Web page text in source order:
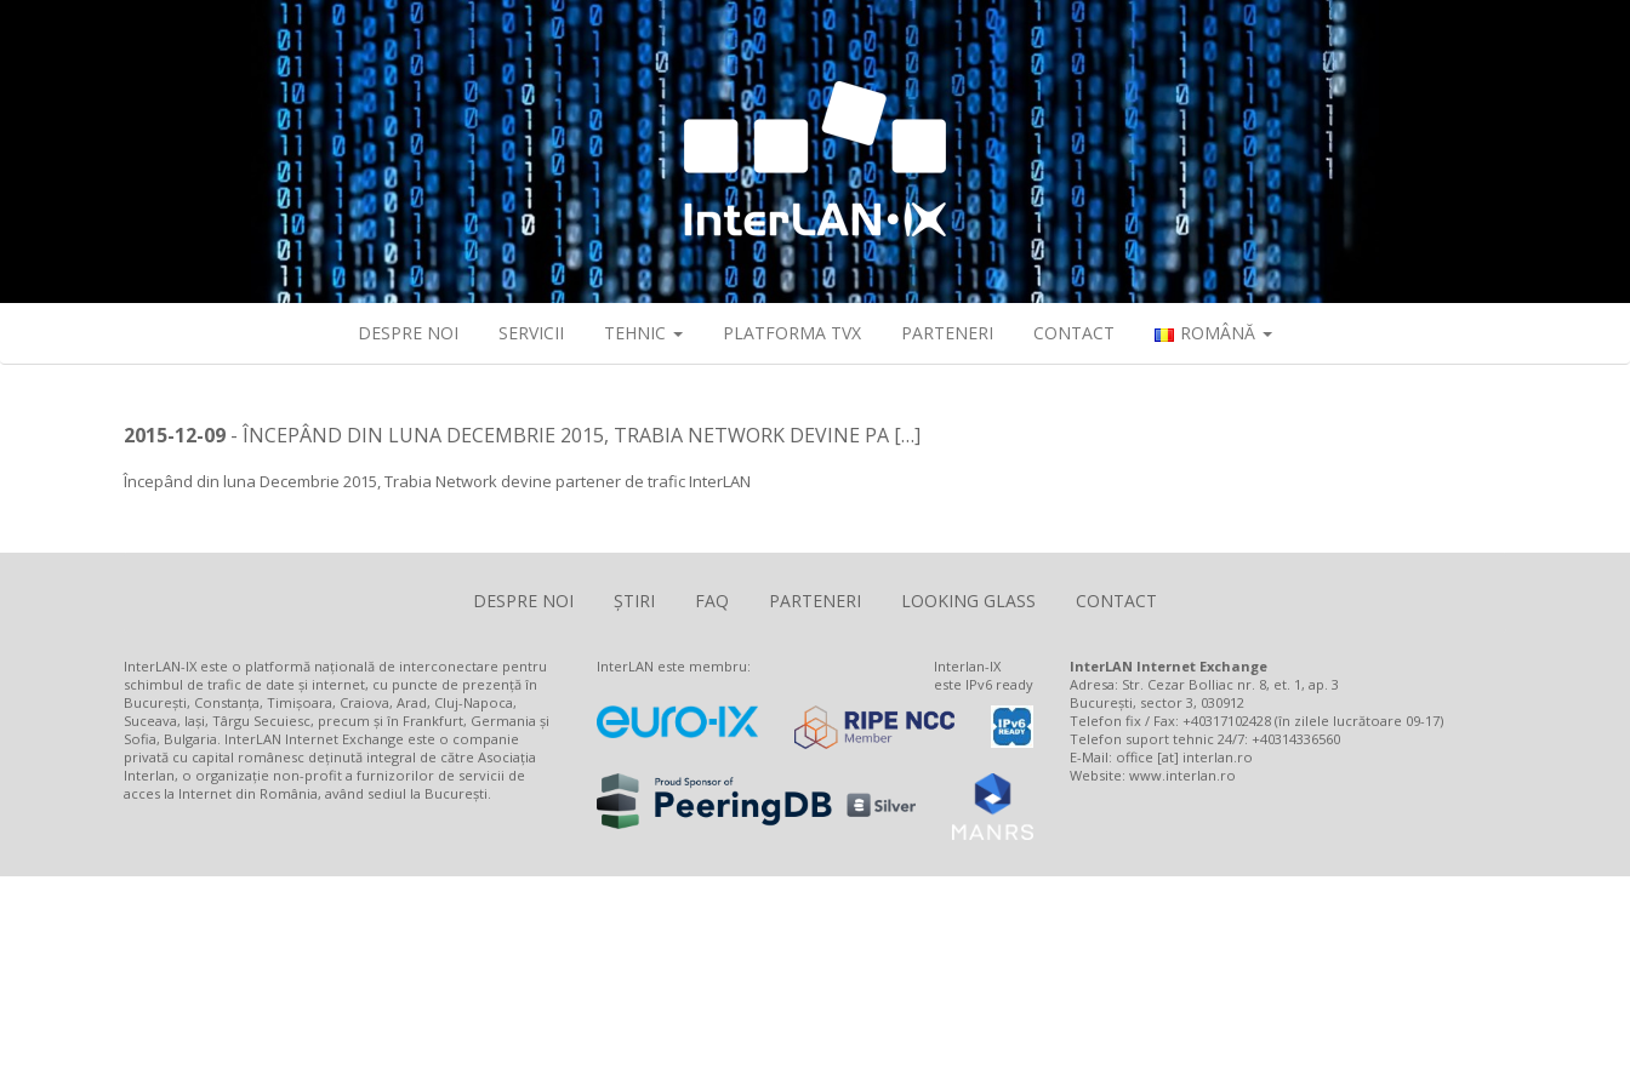
DESPRE NOI SERVICII TEHNIC PLATFORMA TVX PARTENERI CONTACT ROMÂNĂ
2015-12-09 - ÎNCEPÂND DIN LUNA DECEMBRIE 2015, TRABIA NETWORK DEVINE PA […]
Începând din luna Decembrie 2015, Trabia Network devine partener de trafic InterLAN
DESPRE NOI ȘTIRI FAQ PARTENERI LOOKING GLASS CONTACT
InterLAN-IX este o platformă națională de interconectare pentru
schimbul de trafic de date și internet, cu puncte de prezență în
București, Constanța, Timișoara, Craiova, Arad, Cluj-Napoca,
Suceava, Iași, Târgu Secuiesc, precum și în Frankfurt, Germania și
Sofia, Bulgaria. InterLAN Internet Exchange este o companie
privată cu capital românesc deținută integral de către Asociația
Interlan, o organizație non-profit a furnizorilor de servicii de
acces la Internet din România, având sediul la București.
InterLAN este membru:
Interlan-IX
este IPv6 ready
InterLAN Internet Exchange
Adresa: Str. Cezar Bolliac nr. 8, et. 1, ap. 3
București, sector 3, 030912
Telefon fix / Fax: +40317102428 (în zilele lucrătoare 09-17)
Telefon suport tehnic 24/7: +40314336560
E-Mail: office [at] interlan.ro
Website: www.interlan.ro